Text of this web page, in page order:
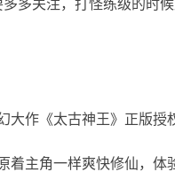
多关注，打怪练级的时
大作《太古神王》正版
着主角一样爽快修仙，